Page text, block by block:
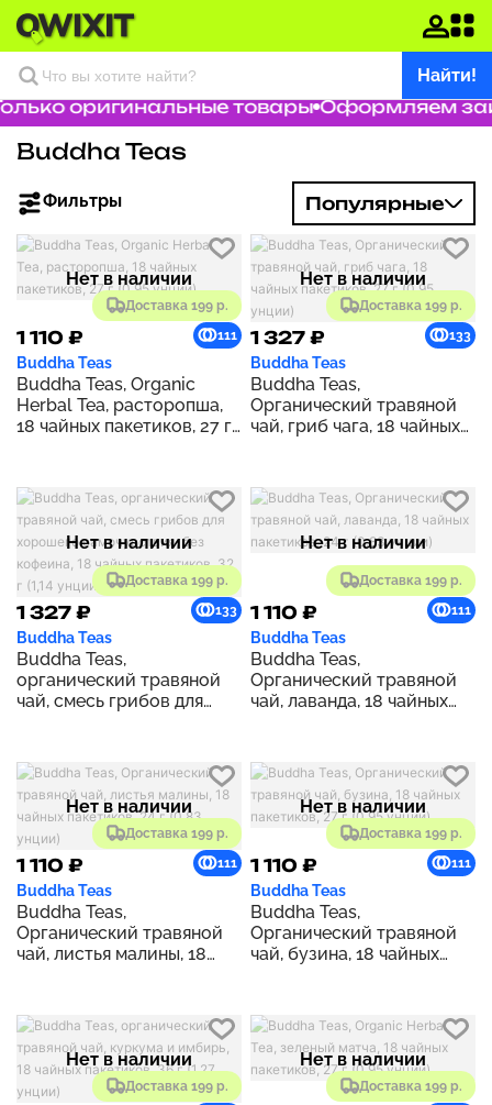
Найти!
оригинальные товары Оформляем
Buddha Teas
Фильтры Популярные
Доставка 199 р.
Нет в наличии
1 110 ₽ 111
Buddha Teas
Buddha Teas, Organic
Herbal Tea, расторопша,
18 чайных пакетиков, 27 г
Доставка 199 р.
Нет в наличии
1 327 ₽ 133
Buddha Teas
Buddha Teas,
Органический травяной
чай, гриб чага, 18 чайных
Доставка 199 р.
Нет в наличии
1 327 ₽ 133
Buddha Teas
Buddha Teas,
органический травяной
чай, смесь грибов для
пакетиков, 32 г (1,14
унции)
Доставка 199 р.
Нет в наличии
1 110 ₽ 111
Buddha Teas
Buddha Teas,
Органический травяной
чай, лаванда, 18 чайных
Доставка 199 р.
Нет в наличии
1 110 ₽ 111
Buddha Teas
Buddha Teas,
Органический травяной
чай, листья малины, 18
Доставка 199 р.
Нет в наличии
1 110 ₽ 111
Buddha Teas
Buddha Teas,
Органический травяной
чай, бузина, 18 чайных
Доставка 199 р.
Нет в наличии
Доставка 199 р.
Нет в наличии